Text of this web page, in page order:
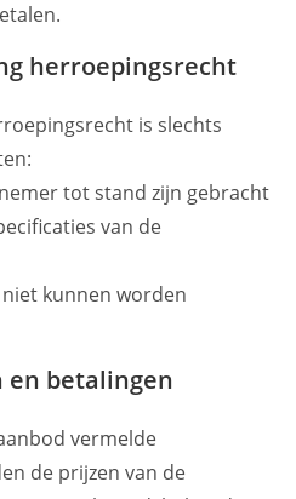
herroepingsrecht
is slechts
tot stand zijn gebracht
van de
kunnen worden
en betalingen
vermelde
de prijzen van de